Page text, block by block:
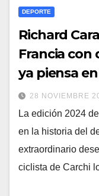
DEPORTE
Richard
Francia con
ya piensa
28 NOVIEMBRE
La edición 2024
en la historia del
extraordinario
ciclista de Carchi